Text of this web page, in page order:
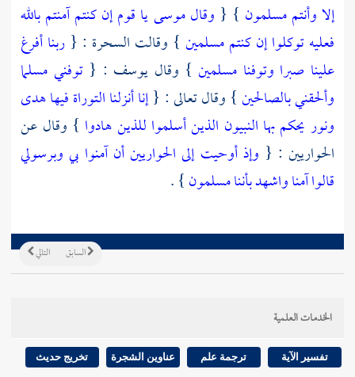
إلا وأنتم مسلمون } { وقال موسى يا قوم إن كنتم آمنتم بالله
فعليه توكلوا إن كنتم مسلمين } وقالت السحرة : { ربنا أفرغ
علينا صبرا وتوفنا مسلمين } وقال يوسف : {توفني مسلما
وألحقني بالصالحين} وقال تعالى : {إنا أنزلنا التوراة فيها هدى
ونور يحكم بها النبيون الذين أسلموا للذين هادوا } وقال عن
الحواريين : { وإذ أوحيت إلى الحواريين أن آمنوا بي وبرسولي
قالوا آمنا واشهد بأننا مسلمون} .
التالي السابق
الخدمات العلمية
تفسير الآية ترجمة علم عناوين الشجرة تخريج حديث